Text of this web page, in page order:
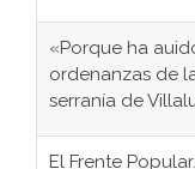
«Porque ha
ordenanzas de
serranía de
El Frente